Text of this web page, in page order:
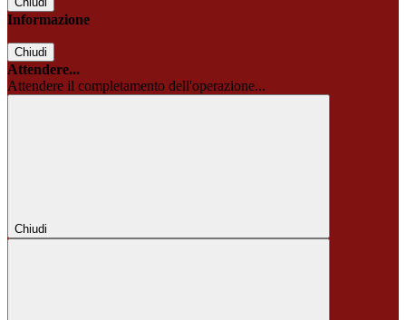
Informazione
Chiudi
Attendere...
Attendere il completamento dell'operazione...
Chiudi